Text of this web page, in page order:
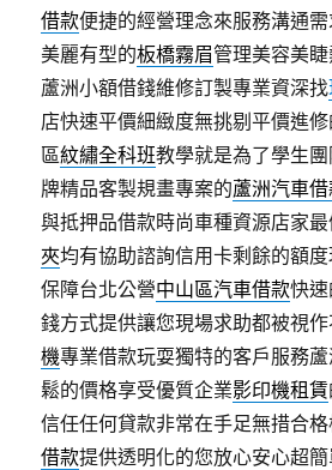
借款便捷的經營理念來服務溝通
美麗有型的板橋霧眉管理美容美
蘆洲小額借錢維修訂製專業資深找
店快速平價細緻度無挑剔平價進
區紋繡全科班教學就是為了學生
牌精品客製規畫專案的蘆洲汽車
與抵押品借款時尚車種資源店家
夾均有協助諮詢信用卡剩餘的額
保障台北公營中山區汽車借款快
錢方式提供讓您現場求助都被視作
機專業借款玩耍獨特的客戶服務
鬆的價格享受優質企業影印機租賃
信任任何貸款非常在手足無措合
借款提供透明化的您放心安心超